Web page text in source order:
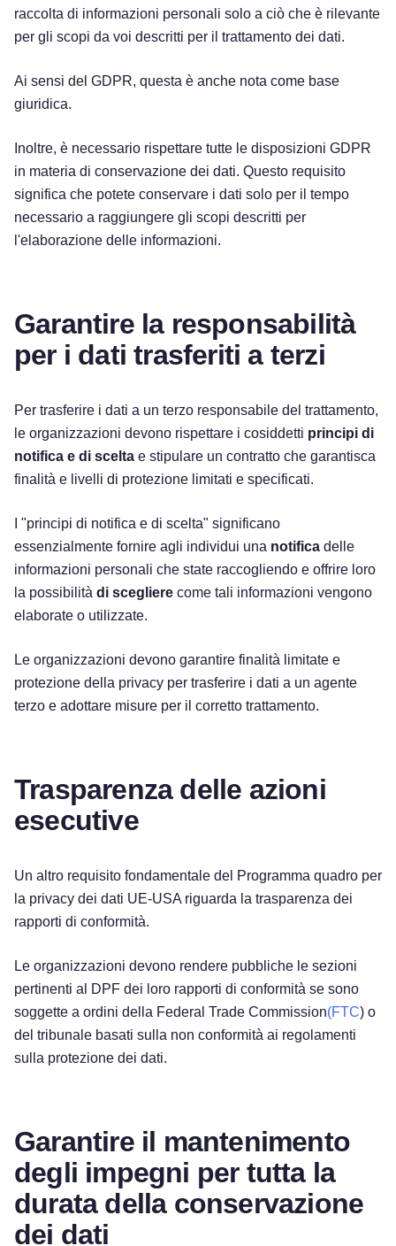
raccolta di informazioni personali solo a ciò che è rilevante
per gli scopi da voi descritti per il trattamento dei dati.
Ai sensi del GDPR, questa è anche nota come base
giuridica.
Inoltre, è necessario rispettare tutte le disposizioni GDPR
in materia di conservazione dei dati. Questo requisito
significa che potete conservare i dati solo per il tempo
necessario a raggiungere gli scopi descritti per
l'elaborazione delle informazioni.
Garantire la responsabilità
per i dati trasferiti a terzi
Per trasferire i dati a un terzo responsabile del trattamento,
le organizzazioni devono rispettare i cosiddetti principi di
notifica e di scelta e stipulare un contratto che garantisca
finalità e livelli di protezione limitati e specificati.
I "principi di notifica e di scelta" significano
essenzialmente fornire agli individui una notifica delle
informazioni personali che state raccogliendo e offrire loro
la possibilità di scegliere come tali informazioni vengono
elaborate o utilizzate.
Le organizzazioni devono garantire finalità limitate e
protezione della privacy per trasferire i dati a un agente
terzo e adottare misure per il corretto trattamento.
Trasparenza delle azioni
esecutive
Un altro requisito fondamentale del Programma quadro per
la privacy dei dati UE-USA riguarda la trasparenza dei
rapporti di conformità.
Le organizzazioni devono rendere pubbliche le sezioni
pertinenti al DPF dei loro rapporti di conformità se sono
soggette a ordini della Federal Trade Commission(FTC) o
del tribunale basati sulla non conformità ai regolamenti
sulla protezione dei dati.
Garantire il mantenimento
degli impegni per tutta la
durata della conservazione
dei dati